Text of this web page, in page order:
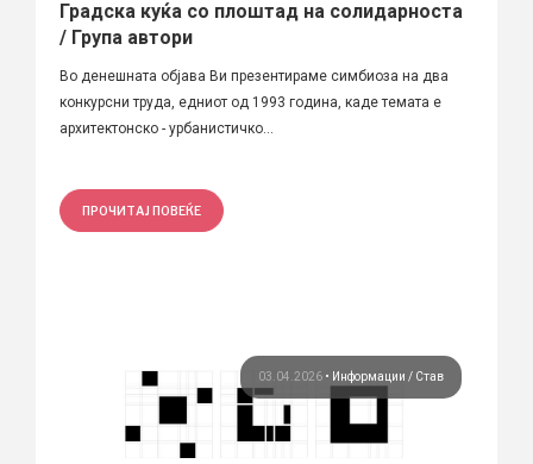
Градска куќа со плоштад на солидарноста
/ Група автори
Во денешната објава Ви презентираме симбиоза на два
конкурсни труда, едниот од 1993 година, каде темата е
архитектонско - урбанистичко...
ПРОЧИТАЈ ПОВЕЌЕ
03.04.2026 • Информации Став